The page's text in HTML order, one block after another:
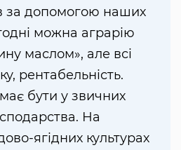
за допомогою наших
можна аграрію
маслом», але всі
рентабельність.
бути у звичних
На
ягідних культурах